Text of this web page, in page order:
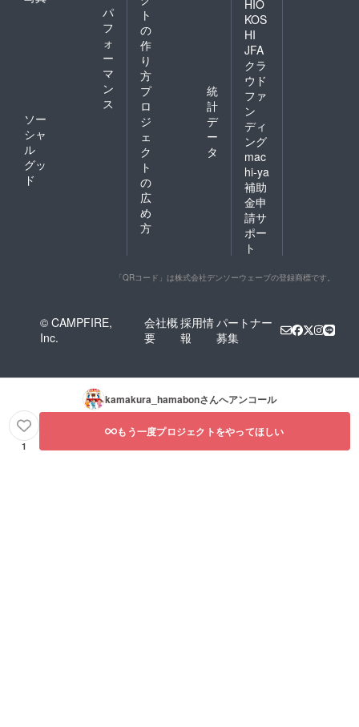
パ
フ
ォ
ー
マ
ン
ス
ソー
シャ
ル
グッ
ド
ト
の
作
り
方
プ
ロ
ジ
ェ
ク
ト
の
広
め
方
統
計
デ
ー
タ
HIO
KOS
HI
JFA
クラ
ウド
ファ
ン
ディ
ング
mac
hi-ya
補助
金申
請サ
ポー
ト
「QRコード」は株式会社デンソーウェーブの登録商標です。
© CAMPFIRE,
Inc.
会社概
要
採用情
報
パートナー
募集
kamakura_hamabonさんへアンコール
1
もう一度プロジェクトをやってほしい